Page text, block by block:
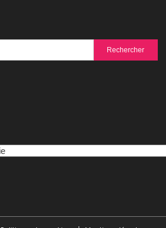
Rechercher :